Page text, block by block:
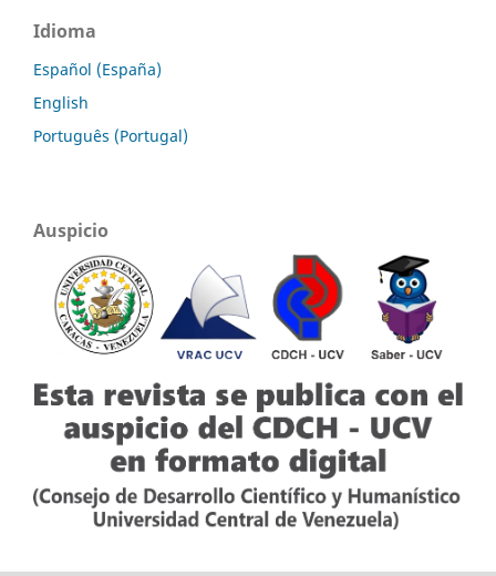
Idioma
Español (España)
English
Português (Portugal)
Auspicio